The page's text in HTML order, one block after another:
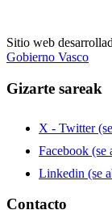
Sitio web
Gobierno Vasco
Gizarte sareak
X - Twitter
Facebook (se
Linkedin (se
Contacto